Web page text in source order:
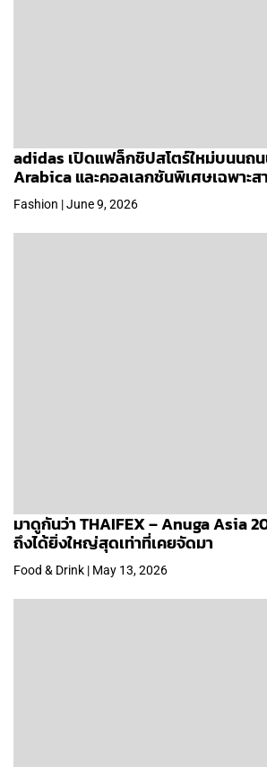
adidas เปิดแฟล็กชิปสโตร์ใหม่บนนถ
Arabica และคอลเลกชันพิเศษเฉพาะส
Fashion | June 9, 2026
มาดูกันว่า THAIFEX – Anuga Asia
ถึงได้ยิ่งใหญ่สุดเท่าที่เคยจัดมา
Food & Drink | May 13, 2026